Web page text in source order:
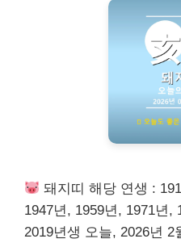
돼지띠 해당 연생 :
1947년, 1959년, 1971년,
2019년생 오늘, 2026년